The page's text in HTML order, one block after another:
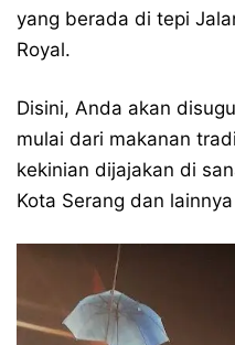
yang berada di tepi
Royal.
Disini, Anda akan
mulai dari makanan
kekinian dijajakan di
Kota Serang dan